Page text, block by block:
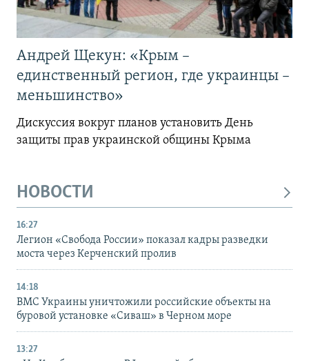
Андрей Щекун: «Крым –
единственный регион, где украинцы –
меньшинство»
Дискуссия вокруг планов установить День
защиты прав украинской общины Крыма
НОВОСТИ
16:27
Легион «Свобода России» показал кадры разведки
моста через Керченский пролив
14:18
ВМС Украины уничтожили российские объекты на
буровой установке «Сиваш» в Черном море
13:27